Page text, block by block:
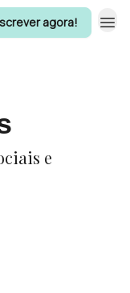
agora!
e